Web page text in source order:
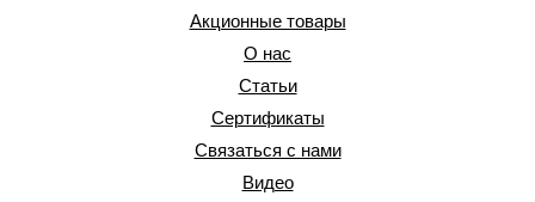
Акционные товары
О нас
Статьи
Сертификаты
Связаться с нами
Видео